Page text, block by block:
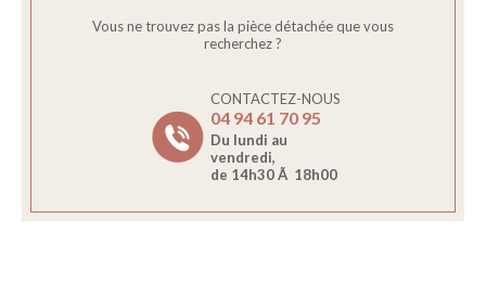
Vous ne trouvez pas la pièce détachée que vous
recherchez ?
CONTACTEZ-NOUS
04 94 61 70 95
Du lundi au
vendredi,
de 14h30 Ã 18h00